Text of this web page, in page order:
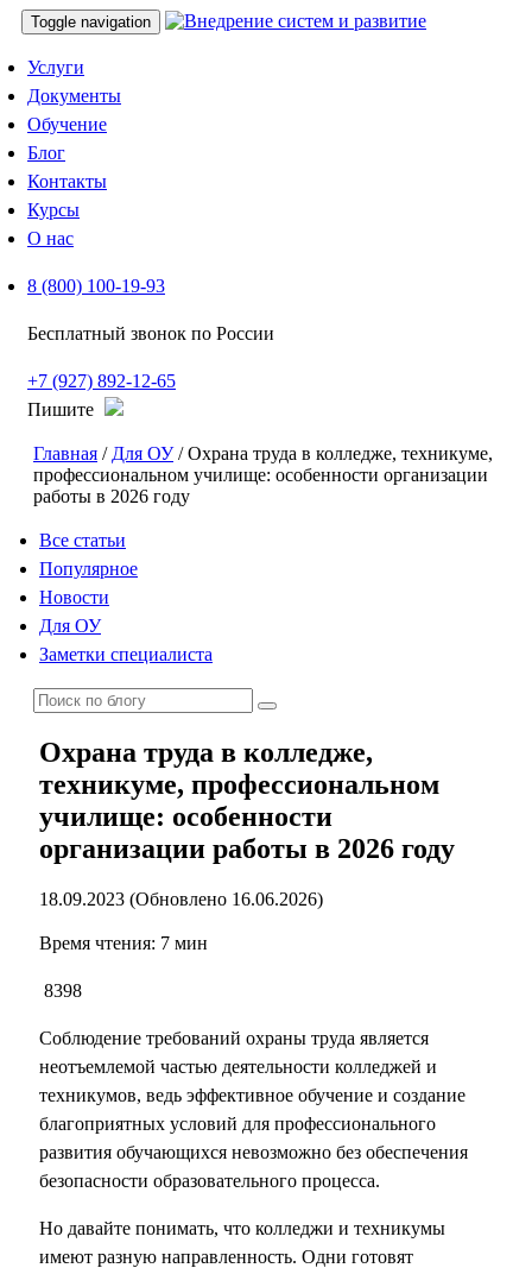
Toggle navigation
Услуги
Документы
Обучение
Блог
Контакты
Курсы
О нас
8 (800) 100-19-93
Бесплатный звонок по России
+7 (927) 892-12-65
Пишите
Главная / Для ОУ/ Охрана труда в колледже, техникуме,
профессиональном училище: особенности организации
работы в 2026 году
Все статьи
Популярное
Новости
Для ОУ
Заметки специалиста
Охрана труда в колледже,
техникуме, профессиональном
училище: особенности
организации работы в 2026 году
18.09.2023 (Обновлено 16.06.2026)
Время чтения: 7 мин
8398
Соблюдение требований охраны труда является
неотъемлемой частью деятельности колледжей и
техникумов, ведь эффективное обучение и создание
благоприятных условий для профессионального
развития обучающихся невозможно без обеспечения
безопасности образовательного процесса.
Но давайте понимать, что колледжи и техникумы
имеют разную направленность. Одни готовят